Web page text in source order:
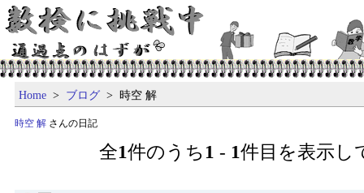
Home > ブログ > 時空 解
時空 解 さんの日記
全1件のうち1 - 1件目を表示し